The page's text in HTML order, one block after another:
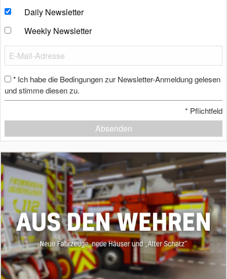
Daily Newsletter
Weekly Newsletter
* Ich habe die Bedingungen zur Newsletter-Anmeldung gelesen
und stimme diesen zu.
* Pflichtfeld
Absenden